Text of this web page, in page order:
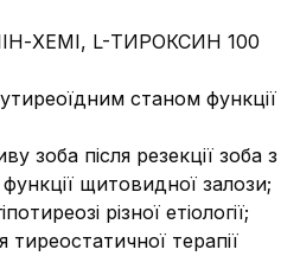
ХЕМІ, L-ТИРОКСИН 100
станом функції
зоба після резекції зоба з
щитовидної залози;
різної етіології;
терапії